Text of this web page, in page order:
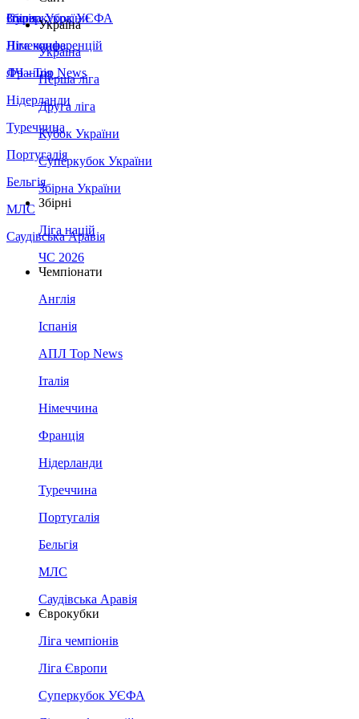
Збірна України
Італія
Німеччина
Франція
Нідерланди
Туреччина
Португалія
Бельгія
МЛС
Саудівська Аравія
Суперкубок УЄФА
Ліга конференцій
ЛЧ - Top News
Україна
Україна
Перша ліга
Друга ліга
Кубок України
Суперкубок України
Збірна України
Збірні
Ліга націй
ЧС 2026
Чемпіонати
Англія
Іспанія
АПЛ Top News
Італія
Німеччина
Франція
Нідерланди
Туреччина
Португалія
Бельгія
МЛС
Саудівська Аравія
Єврокубки
Ліга чемпіонів
Ліга Європи
Суперкубок УЄФА